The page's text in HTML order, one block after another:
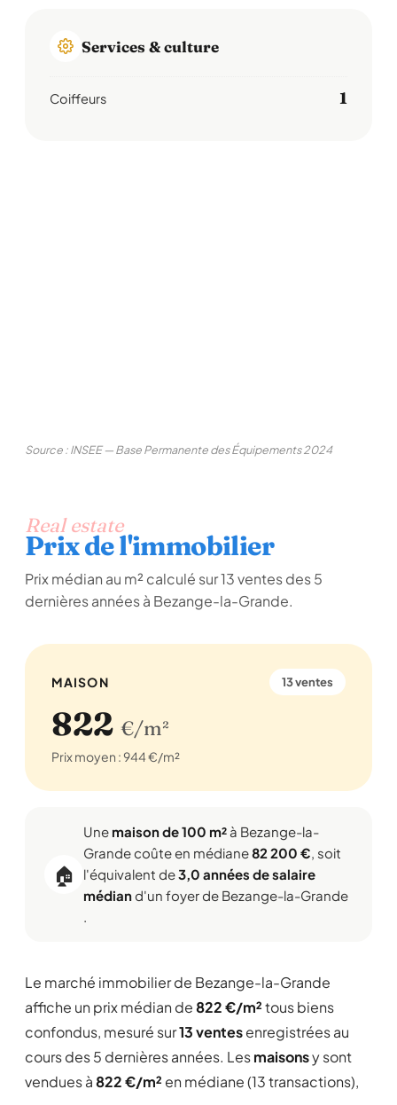
Services & culture
Coiffeurs 1
Source : INSEE — Base Permanente des Équipements 2024
Real estate
Prix de l'immobilier
Prix médian au m² calculé sur 13 ventes des 5
dernières années à Bezange-la-Grande.
MAISON 13 ventes
822 €/m²
Prix moyen : 944 €/m²
🏠
Une maison de 100 m² à Bezange-la-
Grande coûte en médiane82 200 €, soit
l'équivalent de3,0 années de salaire
médiand'un foyer de Bezange-la-Grande
.
Le marché immobilier de Bezange-la-Grande
affiche un prix médian de822 €/m²tous biens
confondus, mesuré sur13 ventesenregistrées au
cours des 5 dernières années. Lesmaisonsy sont
vendues à822 €/m² en médiane (13 transactions),